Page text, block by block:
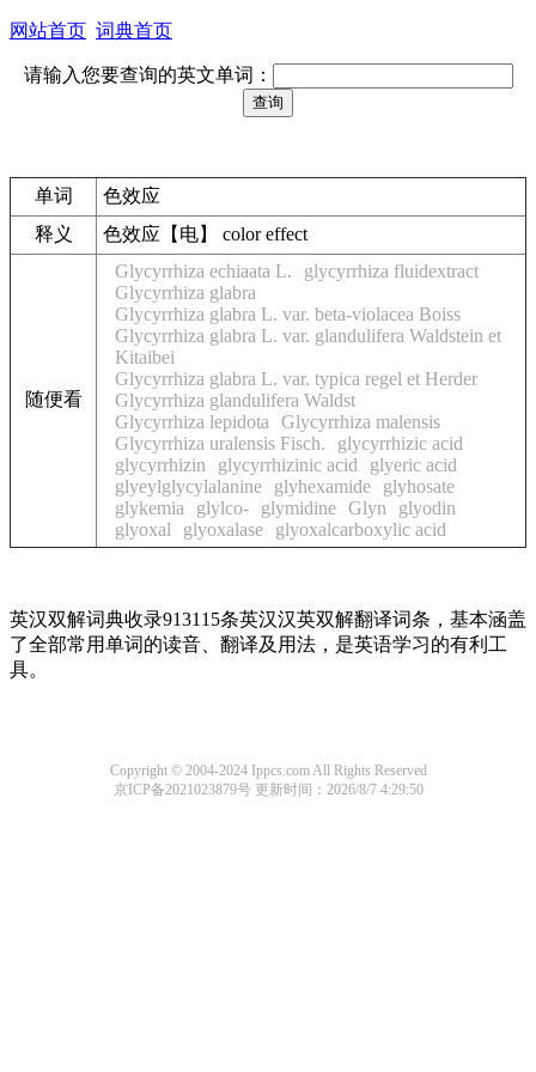
网站首页 词典首页
请输入您要查询的英文单词：
单词
色效应
释义
色效应【电】 color effect
随便看
Glycyrrhiza echiaata L.
glycyrrhiza fluidextract
Glycyrrhiza glabra
Glycyrrhiza glabra L. var. beta-violacea Boiss
Glycyrrhiza glabra L. var. glandulifera Waldstein et
Kitaibei
Glycyrrhiza glabra L. var. typica regel et Herder
Glycyrrhiza glandulifera Waldst
Glycyrrhiza lepidota
Glycyrrhiza malensis
Glycyrrhiza uralensis Fisch.
glycyrrhizic acid
glycyrrhizin
glycyrrhizinic acid
glyeric acid
glyeylglycylalanine
glyhexamide
glyhosate
glykemia
glylco- glymidine Glyn
glyodin
glyoxal
glyoxalase glyoxalcarboxylic acid
英汉双解词典收录913115条英汉汉英双解翻译词条，基本涵盖
了全部常用单词的读音、翻译及用法，是英语学习的有利工
具。
Copyright © 2004-2024 Ippcs.com All Rights Reserved
京ICP备2021023879号 更新时间：2026/8/7 4:29:50